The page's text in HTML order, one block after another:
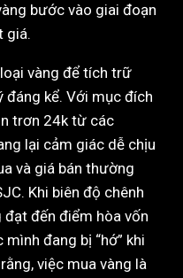
bước vào giai đoạn
giá.
vàng để tích trữ
đáng kể. Với mục đích
trơn 24k từ các
lại cảm giác dễ chịu
và giá bán thường
Khi biên độ chênh
đạt đến điểm hòa vốn
đang bị “hớ” khi
việc mua vàng là